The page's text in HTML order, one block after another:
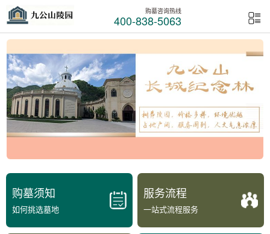
购墓咨询热线
400-838-5063
购墓须知
如何挑选墓地
服务流程
一站式流程服务